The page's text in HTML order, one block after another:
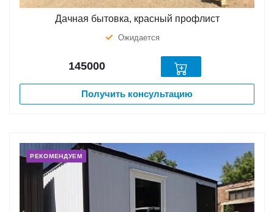
Дачная бытовка, красный профлист
Ожидается
145000
Получить консультацию
РЕКОМЕНДУЕМ